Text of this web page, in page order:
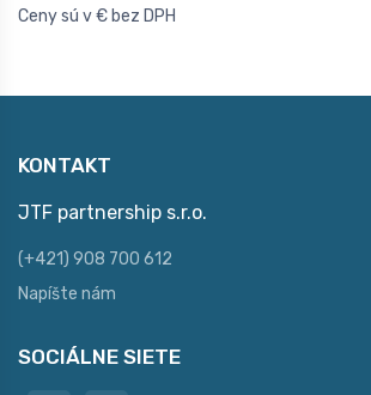
Ceny sú v € bez DPH
KONTAKT
JTF partnership s.r.o.
(+421) 908 700 612
Napíšte nám
SOCIÁLNE SIETE